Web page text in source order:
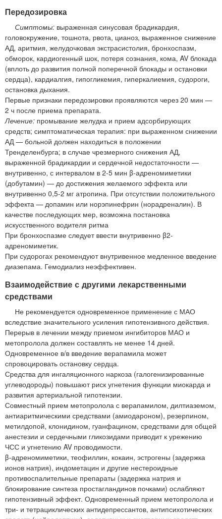
Передозировка
Симптомы: выраженная синусовая брадикардия,
головокружение, тошнота, рвота, цианоз, выраженное снижение
АД, аритмия, желудочковая экстрасистолия, бронхоспазм,
обморок, кардиогенный шок, потеря сознания, кома, AV блокада
(вплоть до развития полной поперечной блокады и остановки
сердца), кардиалгия, гипогликемия, гиперкалиемия, судороги,
остановка дыхания.
Первые признаки передозировки проявляются через 20 мин —
2 ч после приема препарата.
Лечение: промывание желудка и прием адсорбирующих
средств; симптоматическая терапия: при выраженном снижении
АД — больной должен находиться в положении
Тренделенбурга; в случае чрезмерного снижения АД,
выраженной брадикардии и сердечной недостаточности —
внутривенно, с интервалом в 2-5 мин β-адреномиметики
(добутамин) — до достижения желаемого эффекта или
внутривенно 0,5-2 мг атропина. При отсутствии положительного
эффекта — допамин или норэпинефрин (норадреналин). В
качестве последующих мер, возможна постановка
искусственного водителя ритма
При бронхоспазме следует ввести внутривенно β2-
адреномиметик.
При судорогах рекомендуют внутривенное медленное введение
диазепама. Гемодиализ неэффективен.
Взаимодействие с другими лекарственными
средствами
Не рекомендуется одновременное применение с МАО
вследствие значительного усиления гипотензивного действия.
Перерыв в лечении между приемом ингибиторов МАО и
метопролола должен составлять не менее 14 дней.
Одновременное в/в введение верапамила может
спровоцировать остановку сердца.
Средства для ингаляционного наркоза (галогенизированные
углеводороды) повышают риск угнетения функции миокарда и
развития артериальной гипотензии.
Совместный прием метопролола с верапамилом, дилтиаземом,
антиаритмическими средствами (амиодароном), резерпином,
метилдопой, клонидином, гуанфацином, средствами для общей
анестезии и сердечными гликозидами приводит к урежению
ЧСС и угнетению AV проводимости.
β-адреномиметики, теофиллин, кокаин, эстрогены (задержка
ионов натрия), индометацин и другие нестероидные
противоспалительные препараты (задержка натрия и
блокирование синтеза простагландинов почками) ослабляют
гипотензивный эффект. Одновременный прием метопролола и
три- и тетрациклических антидепрессантов, антипсихотических